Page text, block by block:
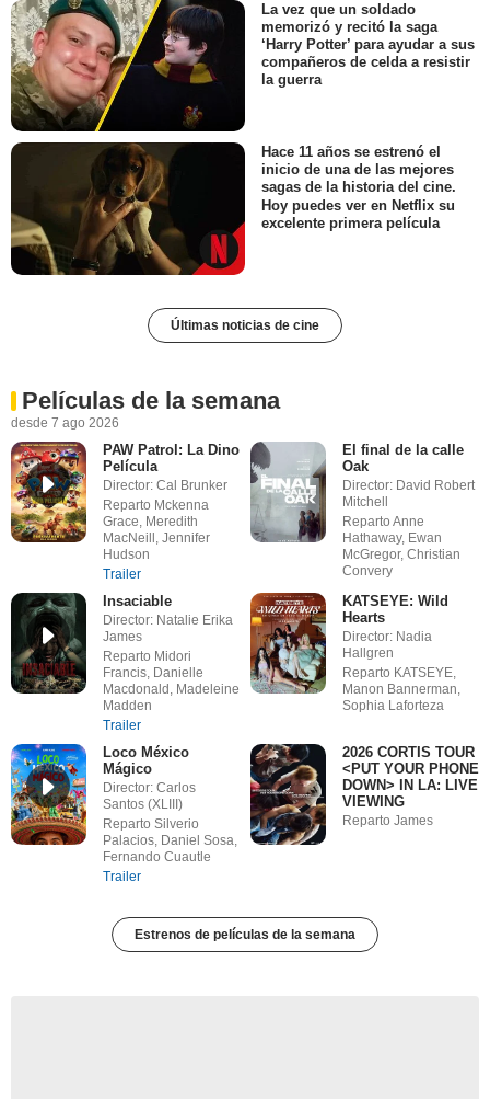
La vez que un soldado
memorizó y recitó la saga
‘Harry Potter’ para ayudar a sus
compañeros de celda a resistir
la guerra
Hace 11 años se estrenó el
inicio de una de las mejores
sagas de la historia del cine.
Hoy puedes ver en Netflix su
excelente primera película
Últimas noticias de cine
Películas de la semana
desde 7 ago 2026
PAW Patrol: La Dino
Película
Director: Cal Brunker
Reparto Mckenna
Grace, Meredith
MacNeill, Jennifer
Hudson
Trailer
El final de la calle
Oak
Director: David Robert
Mitchell
Reparto Anne
Hathaway, Ewan
McGregor, Christian
Convery
Insaciable
Director: Natalie Erika
James
Reparto Midori
Francis, Danielle
Macdonald, Madeleine
Madden
Trailer
KATSEYE: Wild
Hearts
Director: Nadia
Hallgren
Reparto KATSEYE,
Manon Bannerman,
Sophia Laforteza
Loco México
Mágico
Director: Carlos
Santos (XLIII)
Reparto Silverio
Palacios, Daniel Sosa,
Fernando Cuautle
Trailer
2026 CORTIS TOUR
<PUT YOUR PHONE
DOWN> IN LA: LIVE
VIEWING
Reparto James
Estrenos de películas de la semana